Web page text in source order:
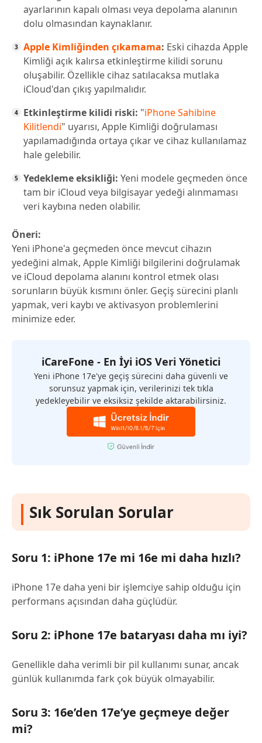
ayarlarının kapalı olması veya depolama alanının
dolu olmasından kaynaklanır.
Apple Kimliğinden çıkamama: Eski cihazda Apple
Kimliği açık kalırsa etkinleştirme kilidi sorunu
oluşabilir. Özellikle cihaz satılacaksa mutlaka
iCloud'dan çıkış yapılmalıdır.
Etkinleştirme kilidi riski: "iPhone Sahibine
Kilitlendi" uyarısı, Apple Kimliği doğrulaması
yapılamadığında ortaya çıkar ve cihaz kullanılamaz
hale gelebilir.
Yedekleme eksikliği: Yeni modele geçmeden önce
tam bir iCloud veya bilgisayar yedeği alınmaması
veri kaybına neden olabilir.
Öneri:
Yeni iPhone'a geçmeden önce mevcut cihazın
yedeğini almak, Apple Kimliği bilgilerini doğrulamak
ve iCloud depolama alanını kontrol etmek olası
sorunların büyük kısmını önler. Geçiş sürecini planlı
yapmak, veri kaybı ve aktivasyon problemlerini
minimize eder.
iCareFone - En İyi iOS Veri Yönetici
Yeni iPhone 17e'ye geçiş sürecini daha güvenli ve
sorunsuz yapmak için, verilerinizi tek tıkla
yedekleyebilir ve eksiksiz şekilde aktarabilirsiniz.
Sık Sorulan Sorular
Soru 1: iPhone 17e mi 16e mi daha hızlı?
iPhone 17e daha yeni bir işlemciye sahip olduğu için
performans açısından daha güçlüdür.
Soru 2: iPhone 17e bataryası daha mı iyi?
Genellikle daha verimli bir pil kullanımı sunar, ancak
günlük kullanımda fark çok büyük olmayabilir.
Soru 3: 16e’den 17e’ye geçmeye değer
mi?